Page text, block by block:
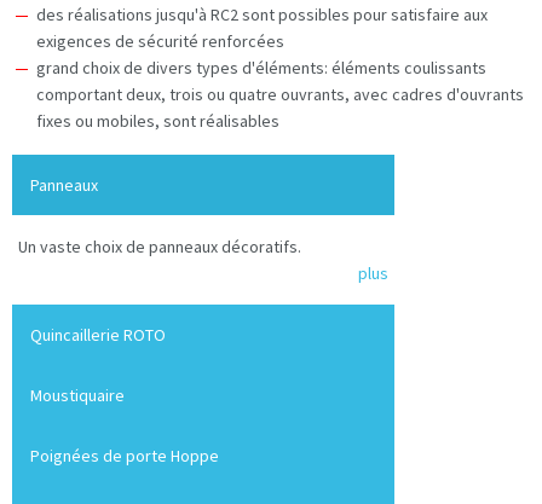
des réalisations jusqu'à RC2 sont possibles pour satisfaire aux
exigences de sécurité renforcées
grand choix de divers types d'éléments: éléments coulissants
comportant deux, trois ou quatre ouvrants, avec cadres d'ouvrants
fixes ou mobiles, sont réalisables
Panneaux
Un vaste choix de panneaux décoratifs.
plus
Quincaillerie ROTO
Moustiquaire
Poignées de porte Hoppe